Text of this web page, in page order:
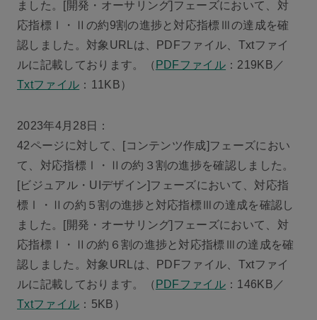
ました。[開発・オーサリング]フェーズにおいて、対
応指標Ⅰ・Ⅱの約9割の進捗と対応指標Ⅲの達成を確
認しました。対象URLは、PDFファイル、Txtファイ
ルに記載しております。（ PDFファイル ：219KB／
Txtファイル ：11KB）
2023年4月28日：
42ページに対して、[コンテンツ作成]フェーズにおい
て、対応指標Ⅰ・Ⅱの約３割の進捗を確認しました。
[ビジュアル・UIデザイン]フェーズにおいて、対応指
標Ⅰ・Ⅱの約５割の進捗と対応指標Ⅲの達成を確認し
ました。[開発・オーサリング]フェーズにおいて、対
応指標Ⅰ・Ⅱの約６割の進捗と対応指標Ⅲの達成を確
認しました。対象URLは、PDFファイル、Txtファイ
ルに記載しております。（ PDFファイル ：146KB／
Txtファイル ：5KB）